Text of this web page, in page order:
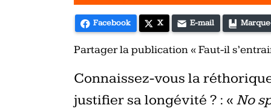
Facebook X E-mail
Partager la publication « Faut-il
Connaissez-vous la
justifier sa longévité ? : « No